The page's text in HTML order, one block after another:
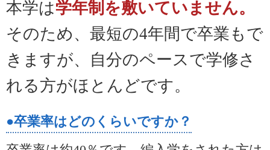
本学は学年制を敷いていません。
そのため、最短の4年間で卒業もで
きますが、自分のペースで学修さ
れる方がほとんどです。
●卒業率はどのくらいですか？